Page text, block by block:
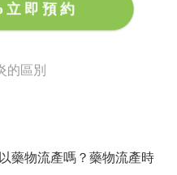
即預約
的區別
藥物流產嗎？藥物流產時